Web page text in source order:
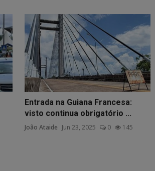
Entrada na Guiana Francesa:
visto continua obrigatório ...
João Ataide Jun 23, 2025 0 145